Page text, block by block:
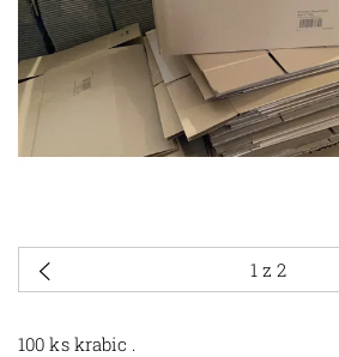
100 ks krabic .
1z 2